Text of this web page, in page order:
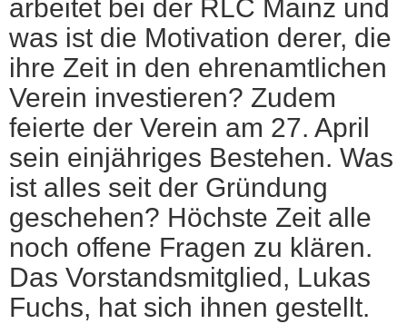
arbeitet bei der RLC Mainz und
was ist die Motivation derer, die
ihre Zeit in den ehrenamtlichen
Verein investieren? Zudem
feierte der Verein am 27. April
sein einjähriges Bestehen. Was
ist alles seit der Gründung
geschehen? Höchste Zeit alle
noch offene Fragen zu klären.
Das Vorstandsmitglied, Lukas
Fuchs, hat sich ihnen gestellt.